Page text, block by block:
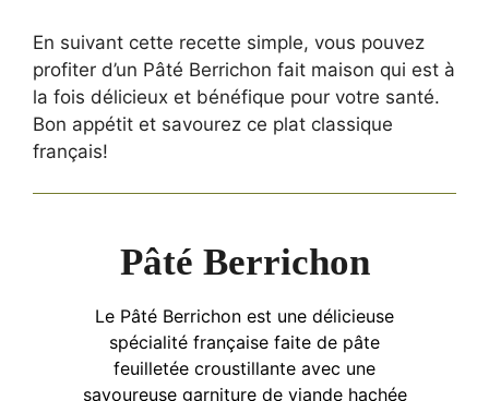
En suivant cette recette simple, vous pouvez
profiter d’un Pâté Berrichon fait maison qui est à
la fois délicieux et bénéfique pour votre santé.
Bon appétit et savourez ce plat classique
français!
Pâté Berrichon
Le Pâté Berrichon est une délicieuse
spécialité française faite de pâte
feuilletée croustillante avec une
savoureuse garniture de viande hachée